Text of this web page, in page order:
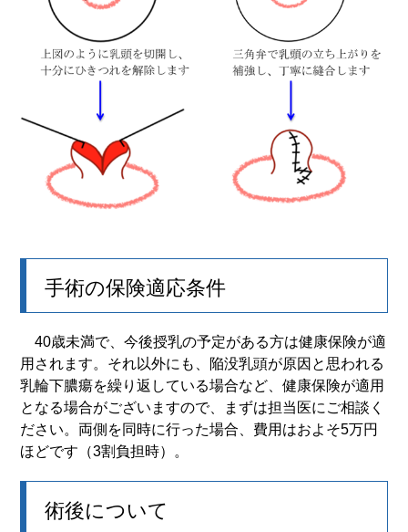
手術の保険適応条件
40歳未満で、今後授乳の予定がある方は健康保険が適
用されます。それ以外にも、陥没乳頭が原因と思われる
乳輪下膿瘍を繰り返している場合など、健康保険が適用
となる場合がございますので、まずは担当医にご相談く
ださい。両側を同時に行った場合、費用はおよそ5万円
ほどです（3割負担時）。
術後について